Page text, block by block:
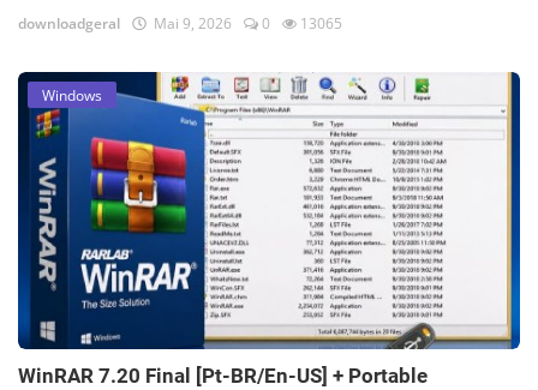
downloadgeral Mai 9, 2026 0 13065
Windows
WinRAR 7.20 Final [Pt-BR/En-US] + Portable